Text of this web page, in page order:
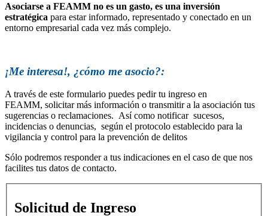
Asociarse a FEAMM no es un gasto, es una inversión
estratégica para estar informado, representado y conectado en un
entorno empresarial cada vez más complejo.
¡Me interesa!, ¿cómo me asocio?:
A través de este formulario puedes pedir tu ingreso en
FEAMM, solicitar más información o transmitir a la asociación tus
sugerencias o reclamaciones. Así como notificar sucesos,
incidencias o denuncias, según el protocolo establecido para la
vigilancia y control para la prevención de delitos
Sólo podremos responder a tus indicaciones en el caso de que nos
facilites tus datos de contacto.
Solicitud de Ingreso